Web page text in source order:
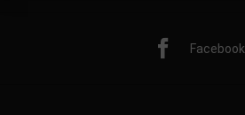
Facebook